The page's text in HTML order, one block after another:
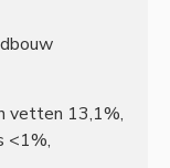
vetten 13,1%,
<1%,